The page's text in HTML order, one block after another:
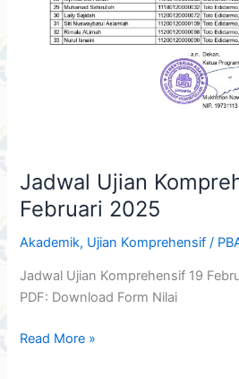
Jadwal Ujian
Februari 2025
Akademik, Ujian Komprehensif /
Jadwal Ujian Komprehensif 19
PDF: Download Form Nilai
Read More »